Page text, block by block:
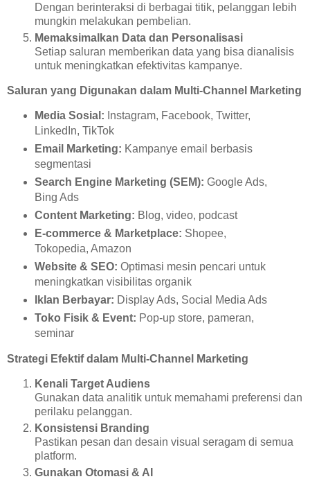
Dengan berinteraksi di berbagai titik, pelanggan lebih
mungkin melakukan pembelian.
Memaksimalkan Data dan Personalisasi
Setiap saluran memberikan data yang bisa dianalisis
untuk meningkatkan efektivitas kampanye.
Saluran yang Digunakan dalam Multi-Channel Marketing
Media Sosial: Instagram, Facebook, Twitter,
LinkedIn, TikTok
Email Marketing: Kampanye email berbasis
segmentasi
Search Engine Marketing (SEM): Google Ads,
Bing Ads
Content Marketing: Blog, video, podcast
E-commerce & Marketplace: Shopee,
Tokopedia, Amazon
Website & SEO: Optimasi mesin pencari untuk
meningkatkan visibilitas organik
Iklan Berbayar: Display Ads, Social Media Ads
Toko Fisik & Event: Pop-up store, pameran,
seminar
Strategi Efektif dalam Multi-Channel Marketing
Kenali Target Audiens
Gunakan data analitik untuk memahami preferensi dan
perilaku pelanggan.
Konsistensi Branding
Pastikan pesan dan desain visual seragam di semua
platform.
Gunakan Otomasi & AI